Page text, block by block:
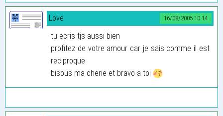
16/08/2005 10:14
Love
tu ecris tjs aussi bien
profitez de votre amour car je sais comme il est
reciproque
bisous ma cherie et bravo a toi